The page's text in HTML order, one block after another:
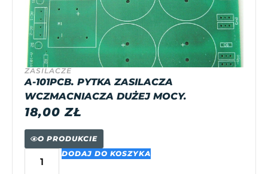
ZASILACZE
A-101PCB. PYTKA ZASILACZA
WCZMACNIACZA DUŻEJ MOCY.
18,00ZŁ
O PRODUKCIE
DODAJ DO KOSZYKA